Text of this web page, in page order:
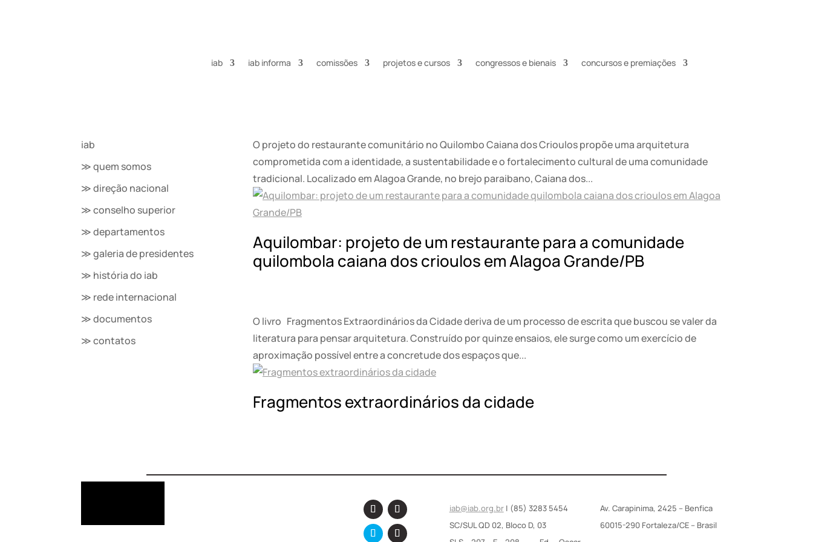
iab iab informa comissões projetos e cursos congressos e bienais concursos e premiações
Aquilombar: projeto de um restaurante para a comunidade
quilombola caiana dos crioulos em Alagoa Grande/PB
O projeto do restaurante comunitário no Quilombo Caiana dos Crioulos propõe uma arquitetura
comprometida com a identidade, a sustentabilidade e o fortalecimento cultural de uma comunidade
tradicional. Localizado em Alagoa Grande, no brejo paraibano, Caiana dos...
Fragmentos extraordinários da cidade
O livro Fragmentos Extraordinários da Cidade deriva de um processo de escrita que buscou se valer da
literatura para pensar arquitetura. Construído por quinze ensaios, ele surge como um exercício de
aproximação possível entre a concretude dos espaços que...
iab
≫ quem somos
≫ direção nacional
≫ conselho superior
≫ departamentos
≫ galeria de presidentes
≫ história do iab
≫ rede internacional
≫ documentos
≫ contatos
iab@iab.org.br| (85) 3283 5454
SC/SUL QD 02, Bloco D, 03
Av. Carapinima, 2425 – Benfica
60015-290 Fortaleza/CE – Brasil